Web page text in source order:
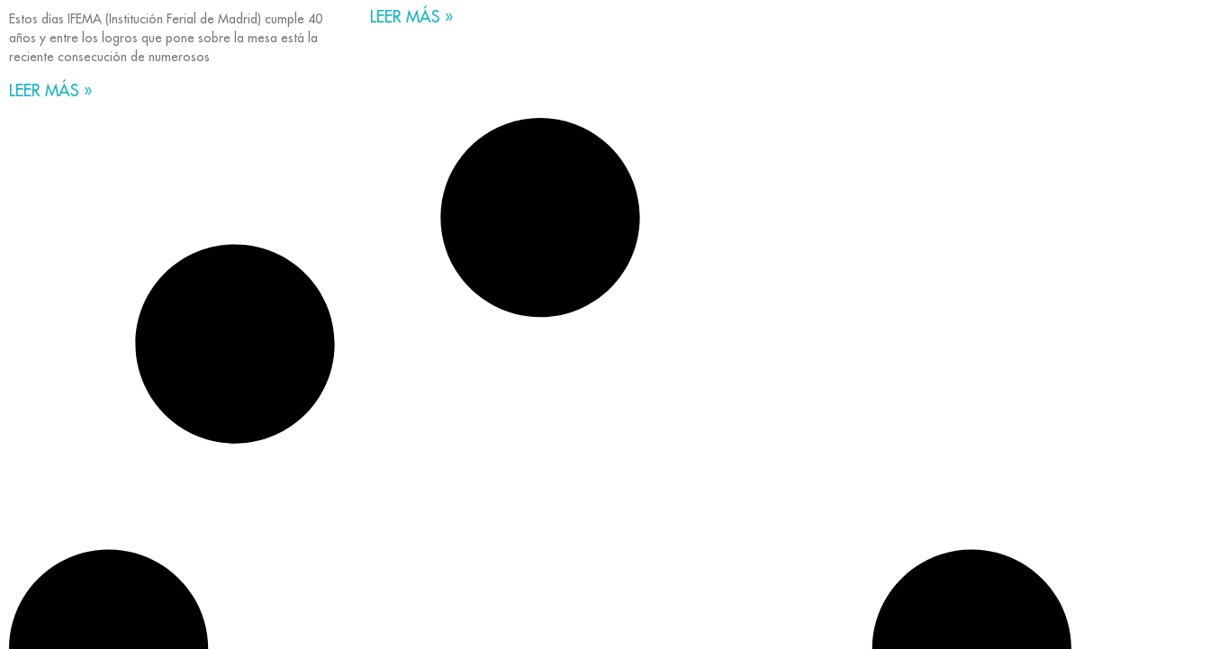
Estos días IFEMA (Institución Ferial de Madrid) cumple 40
años y entre los logros que pone sobre la mesa está la
reciente consecución de numerosos
LEER MÁS »
LEER MÁS »